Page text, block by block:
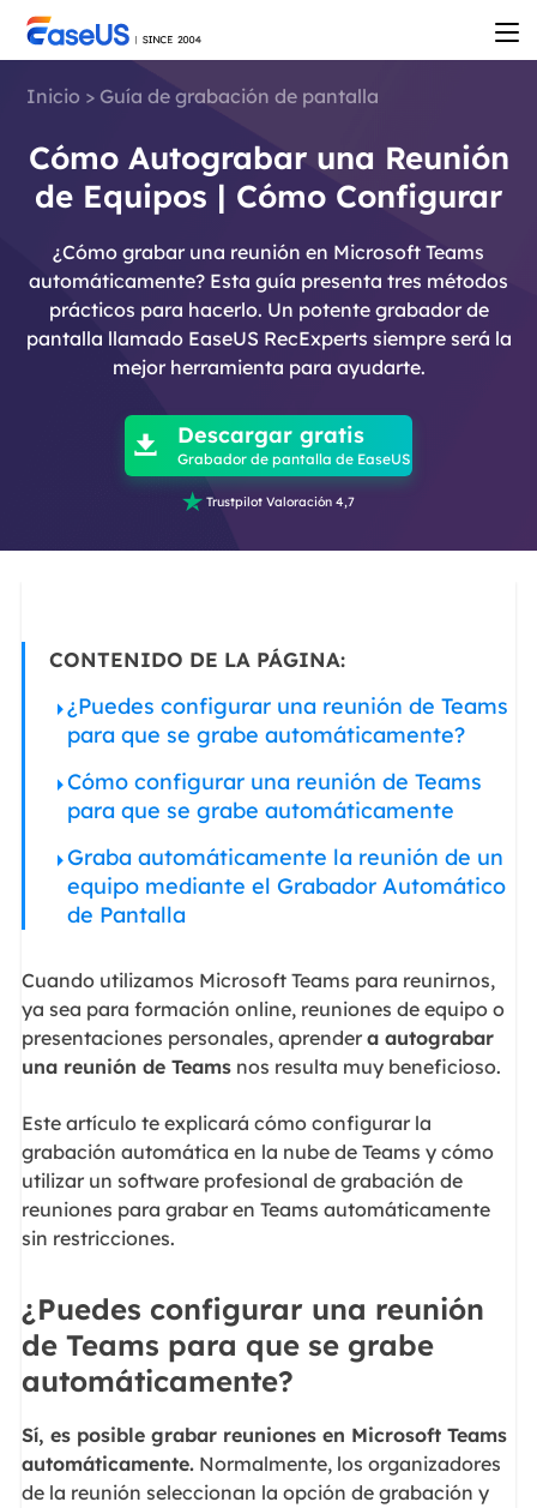
Inicio > Guía de grabación de pantalla
Cómo Autograbar una Reunión
de Equipos | Cómo Configurar
¿Cómo grabar una reunión en Microsoft Teams
automáticamente? Esta guía presenta tres métodos
prácticos para hacerlo. Un potente grabador de
pantalla llamado EaseUS RecExperts siempre será la
mejor herramienta para ayudarte.

 Descargar gratis
Grabador de pantalla de EaseUS
 Trustpilot Valoración 4,7
CONTENIDO DE LA PÁGINA:
¿Puedes configurar una reunión de Teams
para que se grabe automáticamente?
Cómo configurar una reunión de Teams
para que se grabe automáticamente
Graba automáticamente la reunión de un
equipo mediante el Grabador Automático
de Pantalla
Cuando utilizamos Microsoft Teams para reunirnos,
ya sea para formación online, reuniones de equipo o
presentaciones personales, aprender a autograbar
una reunión de Teamsnos resulta muy beneficioso.
Este artículo te explicará cómo configurar la
grabación automática en la nube de Teams y cómo
utilizar un software profesional de grabación de
reuniones para grabar en Teams automáticamente
sin restricciones.
¿Puedes configurar una reunión
de Teams para que se grabe
automáticamente?
Sí, es posible grabar reuniones en Microsoft Teams
automáticamente.Normalmente, los organizadores
de la reunión seleccionan la opción de grabación y